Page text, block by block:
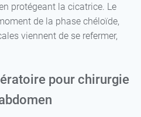
protégeant la cicatrice. Le
de la phase chéloïde,
viennent de se refermer,
pour chirurgie